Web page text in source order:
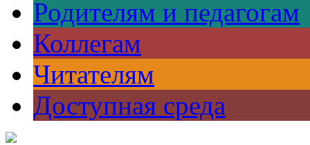
Родителям и педагогам
Коллегам
Читателям
Доступная среда